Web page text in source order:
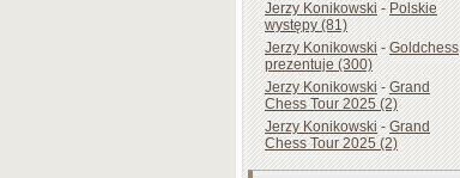
Jerzy Konikowski-Polskie
występy (81)
Jerzy Konikowski-Goldchess
prezentuje (300)
Jerzy Konikowski-Grand
Chess Tour 2025 (2)
Jerzy Konikowski-Grand
Chess Tour 2025 (2)